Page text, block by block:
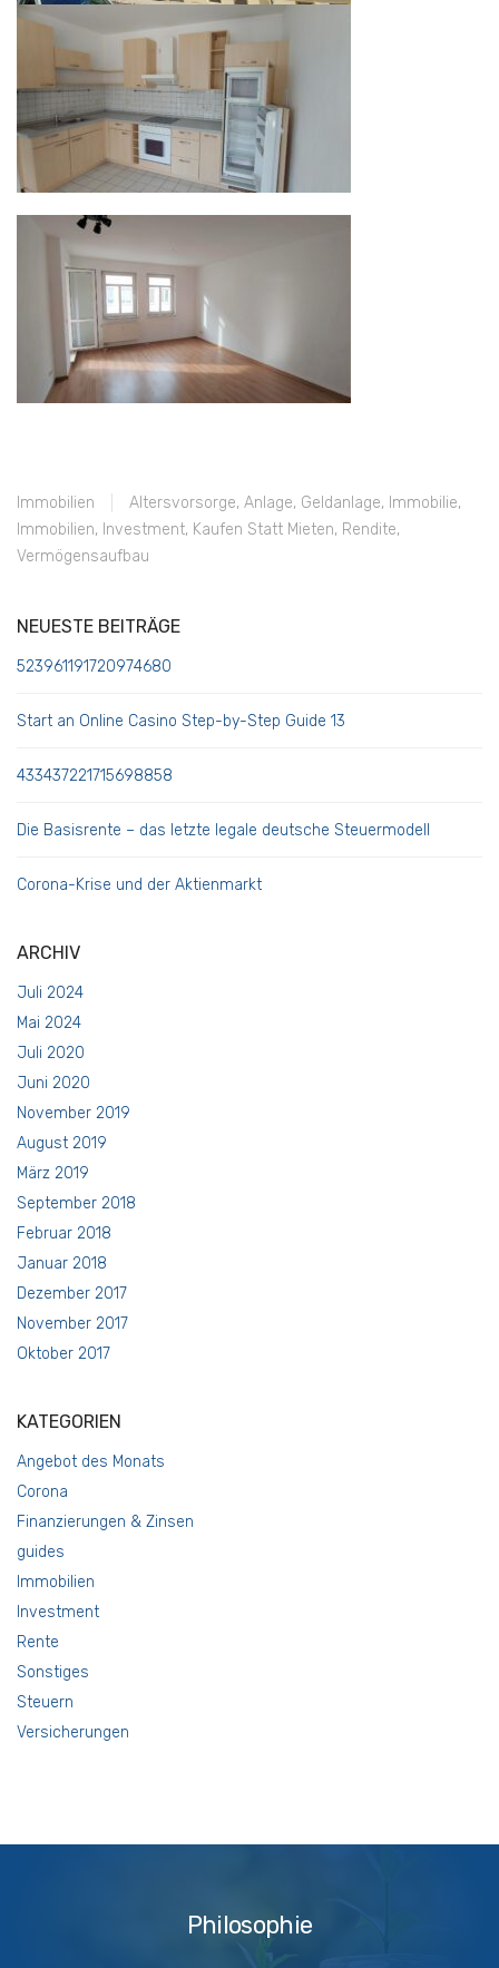
Immobilien Altersvorsorge, Anlage, Geldanlage, Immobilie,
Immobilien, Investment, Kaufen Statt Mieten, Rendite,
Vermögensaufbau
NEUESTE BEITRÄGE
523961191720974680
Start an Online Casino Step-by-Step Guide 13
433437221715698858
Die Basisrente – das letzte legale deutsche Steuermodell
Corona-Krise und der Aktienmarkt
ARCHIV
Juli 2024
Mai 2024
Juli 2020
Juni 2020
November 2019
August 2019
März 2019
September 2018
Februar 2018
Januar 2018
Dezember 2017
November 2017
Oktober 2017
KATEGORIEN
Angebot des Monats
Corona
Finanzierungen & Zinsen
guides
Immobilien
Investment
Rente
Sonstiges
Steuern
Versicherungen
Philosophie